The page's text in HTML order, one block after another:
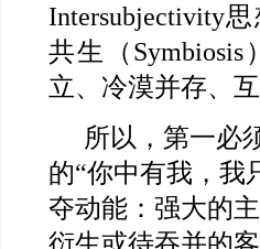
Intersubjectivity
共生（
立、冷漠并存、
所以，第一必
的“你中有我，我
夺动能：强大的
衍生或待吞并的客